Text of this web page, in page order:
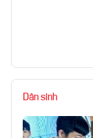
Dân sinh